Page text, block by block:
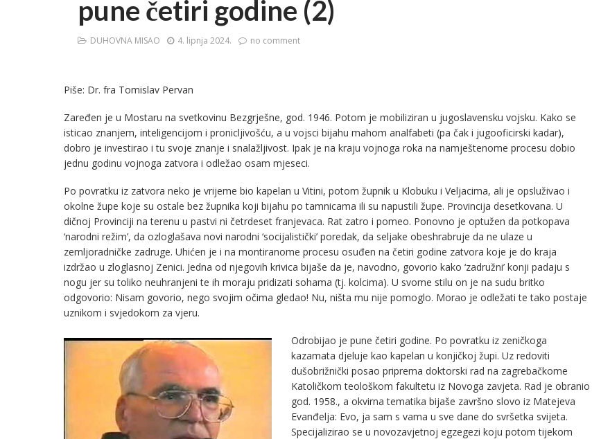
pune četiri godine (2)
DUHOVNA MISAO 4. lipnja 2024. no comment
Piše: Dr. fra Tomislav Pervan
Zaređen je u Mostaru na svetkovinu Bezgrješne, god. 1946. Potom je mobiliziran u jugoslavensku vojsku. Kako se
isticao znanjem, inteligencijom i pronicljivošću, a u vojsci bijahu mahom analfabeti (pa čak i jugooficirski kadar),
dobro je investirao i tu svoje znanje i snalažljivost. Ipak je na kraju vojnoga roka na namještenome procesu dobio
jednu godinu vojnoga zatvora i odležao osam mjeseci.
Po povratku iz zatvora neko je vrijeme bio kapelan u Vitini, potom župnik u Klobuku i Veljacima, ali je opsluživao i
okolne župe koje su ostale bez župnika koji bijahu po tamnicama ili su napustili župe. Provincija desetkovana. U
dičnoj Provinciji na terenu u pastvi ni četrdeset franjevaca. Rat zatro i pomeo. Ponovno je optužen da potkopava
‘narodni režim’, da ozloglašava novi narodni ‘socijalistički’ poredak, da seljake obeshrabruje da ne ulaze u
zemljoradničke zadruge. Uhićen je i na montiranome procesu osuđen na četiri godine zatvora koje je do kraja
izdržao u zloglasnoj Zenici. Jedna od njegovih krivica bijaše da je, navodno, govorio kako ‘zadružni’ konji padaju s
nogu jer su toliko neuhranjeni te ih moraju pridizati sohama (tj. kolcima). U svome stilu on je na sudu britko
odgovorio: Nisam govorio, nego svojim očima gledao! Nu, ništa mu nije pomoglo. Morao je odležati te tako postaje
uznikom i svjedokom za vjeru.
Odrobijao je pune četiri godine. Po povratku iz zeničkoga
kazamata djeluje kao kapelan u konjičkoj župi. Uz redoviti
dušobrižnički posao priprema doktorski rad na zagrebačkome
Katoličkom teološkom fakultetu iz Novoga zavjeta. Rad je obranio
god. 1958., a okvirna tematika bijaše završno slovo iz Matejeva
Evanđelja: Evo, ja sam s vama u sve dane do svršetka svijeta.
Specijalizirao se u novozavjetnoj egzegezi koju potom tijekom